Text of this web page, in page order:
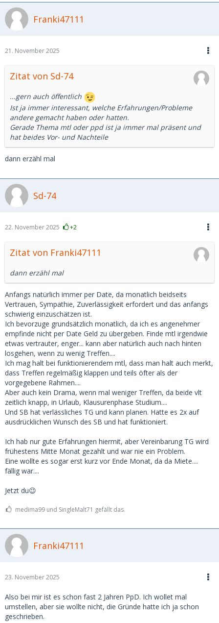
Franki47111
21. November 2025
Zitat von Sd-74
...gern auch öffentlich
Ist ja immer interessant, welche Erfahrungen/Probleme
andere gemacht haben oder hatten.
Gerade Thema mtl oder ppd ist ja immer mal präsent und
hat beides Vor- und Nachteile
dann erzähl mal
Sd-74
22. November 2025 +2
Zitat von Franki47111
dann erzähl mal
Anfangs natürlich immer per Date, da monatlich beidseits
Vertrauen, Sympathie, Zuverlässigkeit erfordert und das anfangs
schwierig einzuschätzen ist.
Ich bevorzuge grundsätzlich monatlich, da ich es angenehmer
empfinde nicht per Date Geld zu übergeben. Finde mtl irgendwie
etwas vertrauter, enger... kann aber natürlich auch nach hinten
losgehen, wenn zu wenig Treffen....
Ich mag halt bei funktionierendem mtl, dass man halt auch merkt,
dass Treffen regelmäßig klappen und teils öfter als der
vorgegebene Rahmen....
Aber auch kein Drama, wenn mal weniger Treffen, da beide vlt
zeitlich knapp, in Urlaub, Klausurenphase Studium....
Und SB hat verlässliches TG und kann planen. Hatte es 2x auf
ausdrücklichen Wunsch des SB und hat funktioniert.
Ich hab nur gute Erfahrungen hiermit, aber Vereinbarung TG wird
frühestens Mitte Monat gezahlt und war nie ein Problem.
Eine wollte es sogar erst kurz vor Ende Monat, da da Miete....
fällig war....
Jetzt du😉
medima99 und SingleMalt71 gefällt das.
Franki47111
23. November 2025
Also bei mir ist es schon fast 2 Jahren PpD. Ich wollet mal
umstellen, aber sie wollte nicht, die Gründe hatte ich ja schon
geschrieben.